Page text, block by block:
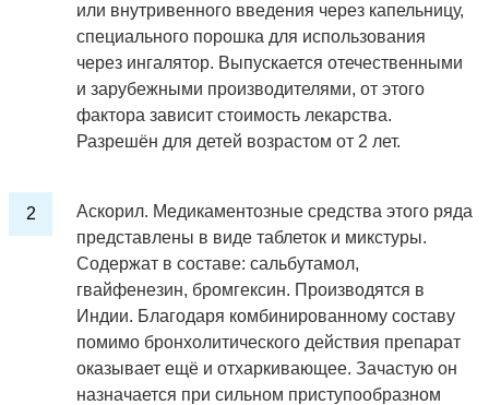
или внутривенного введения через капельницу,
специального порошка для использования
через ингалятор. Выпускается отечественными
и зарубежными производителями, от этого
фактора зависит стоимость лекарства.
Разрешён для детей возрастом от 2 лет.
Аскорил. Медикаментозные средства этого ряда
представлены в виде таблеток и микстуры.
Содержат в составе: сальбутамол,
гвайфенезин, бромгексин. Производятся в
Индии. Благодаря комбинированному составу
помимо бронхолитического действия препарат
оказывает ещё и отхаркивающее. Зачастую он
назначается при сильном приступообразном